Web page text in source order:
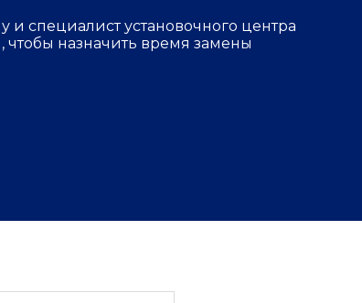
и специалист установочного центра
чтобы назначить время замены